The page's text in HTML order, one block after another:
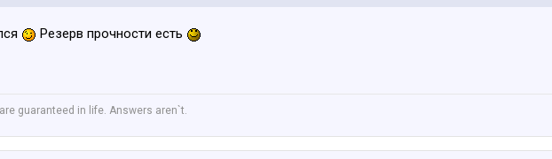
Резерв прочности есть
guaranteed in life. Answers aren`t.